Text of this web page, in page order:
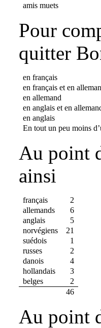
amis muets
Pour
quitter
en français
en français et en
en allemand
en anglais et en
en anglais
En tout un peu moins
Au point
ainsi
français
2
allemands
6
anglais
5
norvégiens
21
suédois
1
russes
2
danois
4
hollandais
3
belges
2
46
Au point